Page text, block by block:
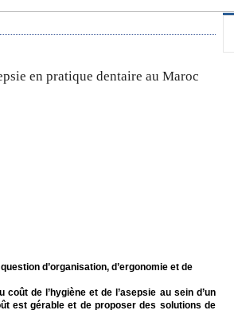
en pratique dentaire au Maroc
d’organisation, d’ergonomie et de
de l’hygiène et de l’asepsie au sein d’un
est gérable et de proposer des solutions de